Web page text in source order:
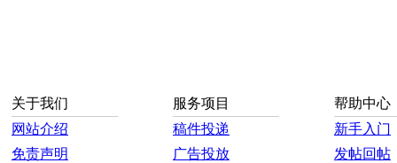
关于我们
网站介绍
免责声明
服务项目
稿件投递
广告投放
帮助中心
新手入门
发帖回帖